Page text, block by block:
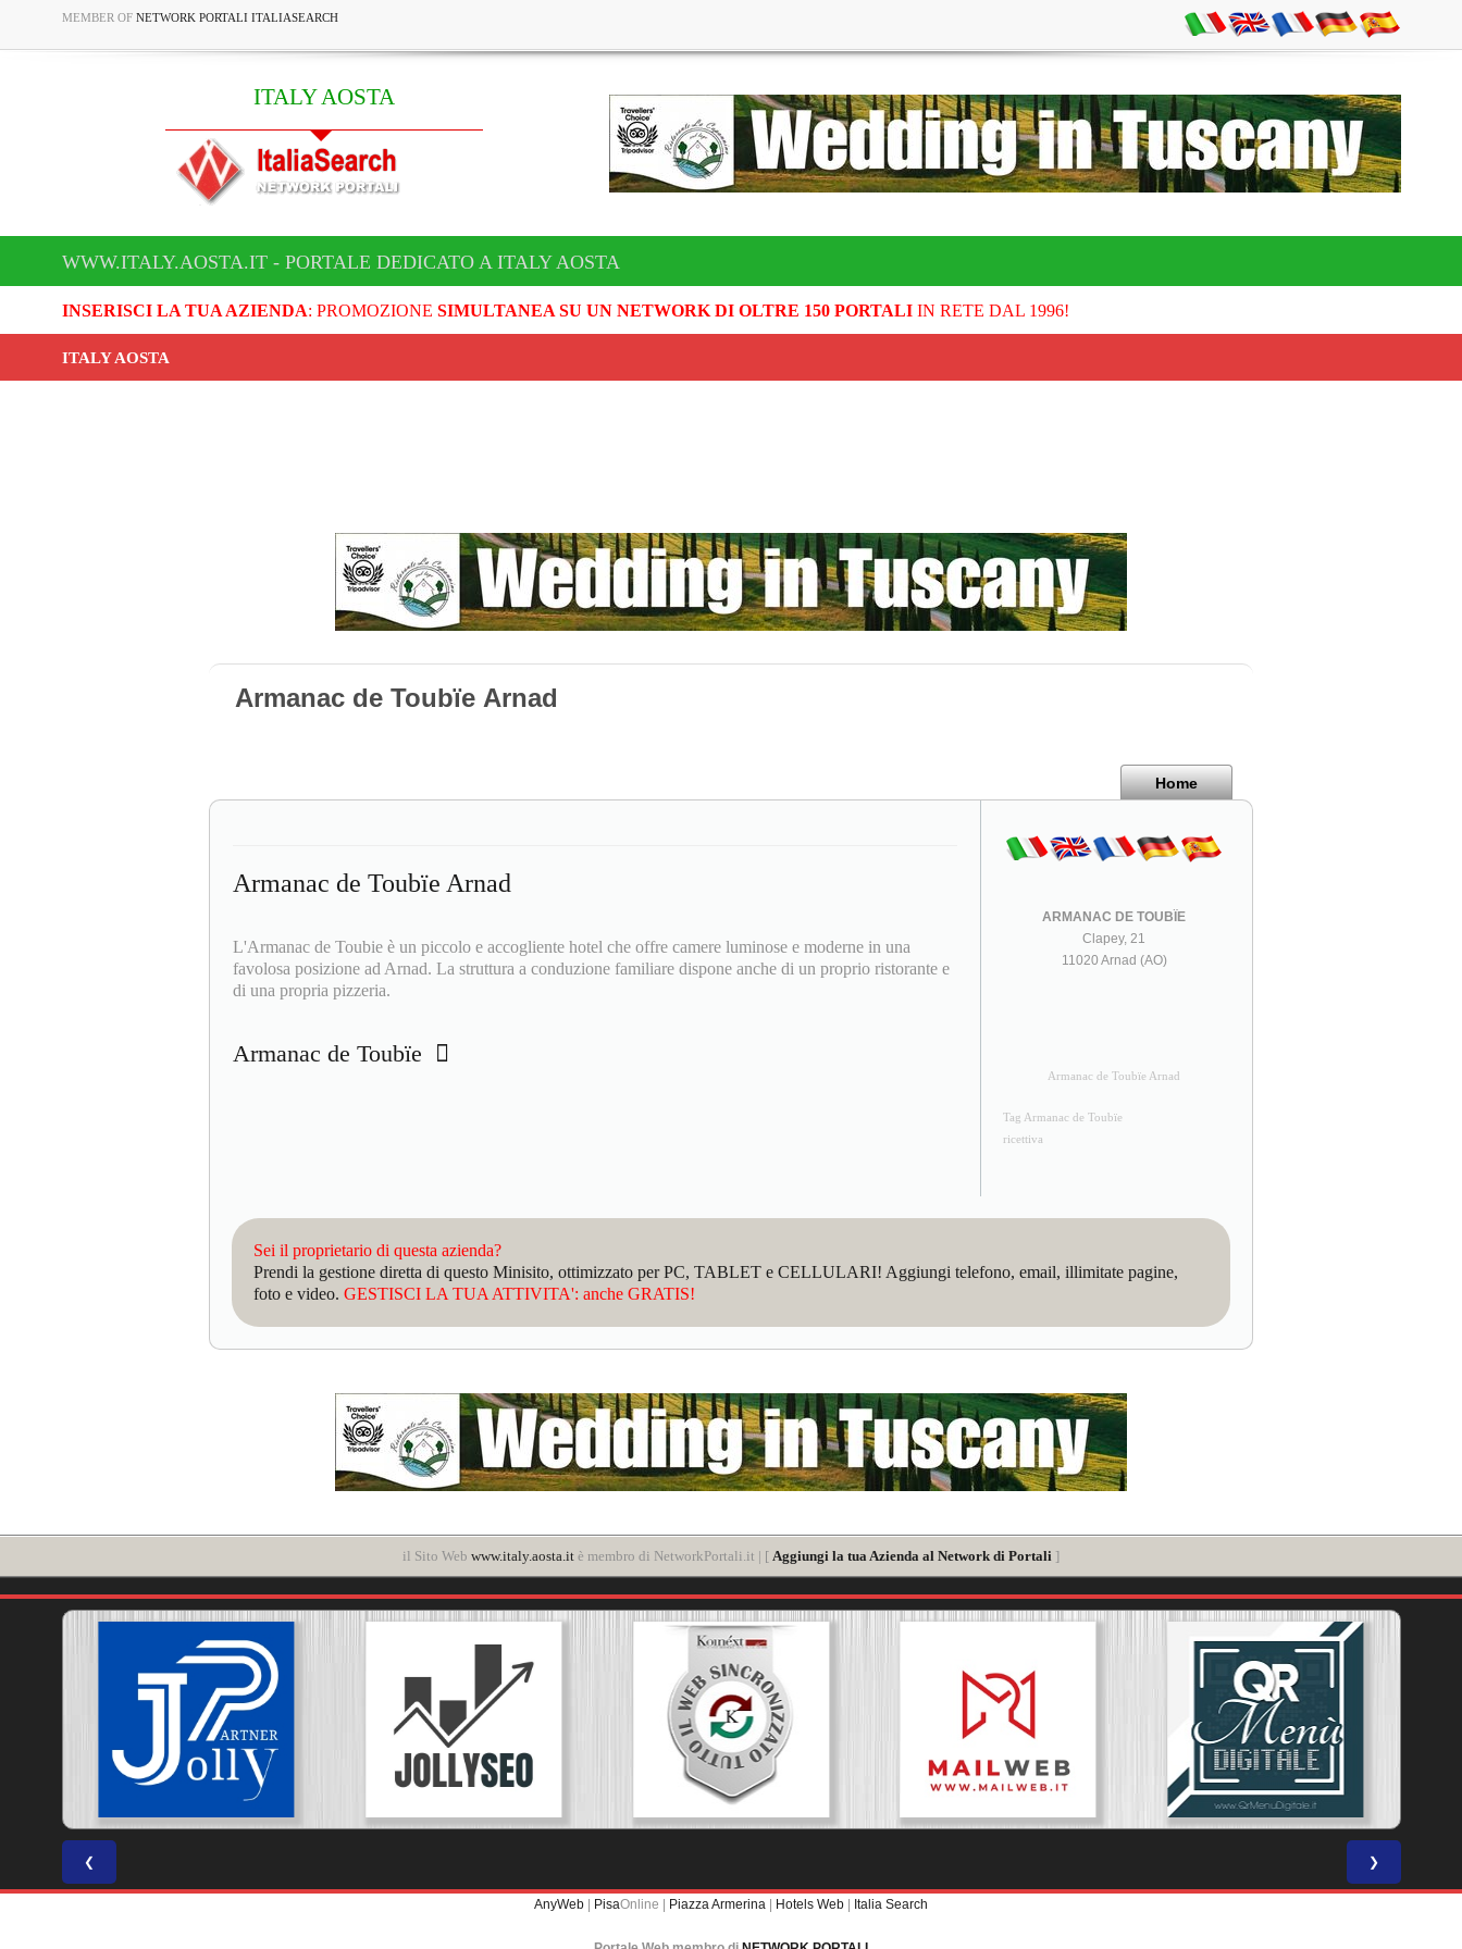
MEMBER OF NETWORK PORTALI ITALIASEARCH
ITALY AOSTA
WWW.ITALY.AOSTA.IT - PORTALE DEDICATO A ITALY AOSTA
INSERISCI LA TUA AZIENDA: PROMOZIONE SIMULTANEA SU UN NETWORK DI OLTRE 150 PORTALIIN RETE DAL 1996!
ITALY AOSTA
Armanac de Toubïe Arnad
Home
Armanac de Toubïe Arnad
L'Armanac de Toubie è un piccolo e accogliente hotel che offre camere luminose e moderne in una
favolosa posizione ad Arnad. La struttura a conduzione familiare dispone anche di un proprio ristorante e
di una propria pizzeria.
Armanac de Toubïe
ARMANAC DE TOUBÏE
Clapey, 21
11020 Arnad (AO)
Armanac de Toubïe Arnad
Tag Armanac de Toubïe
ricettiva
Sei il proprietario di questa azienda?
Prendi la gestione diretta di questo Minisito, ottimizzato per PC, TABLET e CELLULARI! Aggiungi telefono, email, illimitate pagine,
foto e video. GESTISCI LA TUA ATTIVITA': anche GRATIS!
il Sito Web www.italy.aosta.it è membro di NetworkPortali.it | [ Aggiungi la tua Azienda al Network di Portali ]
❮ ❯
AnyWeb | PisaOnline | Piazza Armerina | Hotels Web | Italia Search